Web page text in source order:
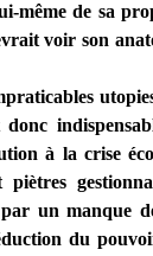
même de sa
voir son
à la crise
piètres
par un manque
du